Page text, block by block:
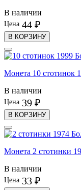
В наличии
Цена 44 ₽
В КОРЗИНУ
Монета 10 стотинок
В наличии
Цена 39 ₽
В КОРЗИНУ
Монета 2 стотинки
В наличии
Цена 33 ₽